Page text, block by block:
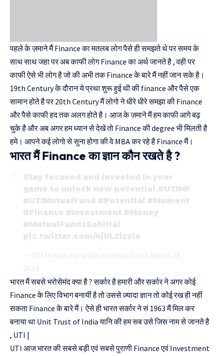
पहले के ज़माने मैं Finance का मतलब लोग पैसे ही समझते थे पर समय के
साथ साथ जहा पर अब काफी लोग Finance का अर्थ जानते है , वही पर
काफी ऐसे भी लोग है जो की अभी तक Finance के बारे मैं नहीं जान सके है।
19th Century के दौरान ये प्रथा शुरू हुई थी की finance और पैसे एक
सामान होते है पर 20th Century मैं लोगो ने धीरे धीरे समझा की Finance
और पैसे काफी हद तक अलग होते है। आज के ज़माने मैं हम काफी आगे बढ़
चुके है और अब अगर हम ध्यान से देखे तो Finance की degree भी मिलती है
हमे। आपने कई लोगो से सुना होगा की वे MBA कर रहे है Finance मैं।
भारत मैं Finance का ज्ञान कौन रखते है ?
Stay focused and invested in your
game to unlock new potential.#UTIMF
#UTIMutualFund #Potential #Moment
#Finance #Investment #Money
#MutualFundsSahiHai
pic.twitter.com/4jUL2icvle
— UTI Mutual Fund (@utimutualfund) March 28,
2024
भारत मैं सबसे भरोसेमंद क्या है ? सर्कार है हमारी और सर्कार ने अगर कोई
Finance के लिए विभाग बनायीं है तो उससे ज़्यादा ज्ञान तो कोई रख ही नहीं
सकता Finance के बारे मैं। ऐसे ही भारत सर्कार ने सं 1963 मैं मिल कर
बनाया था Unit Trust of Indiaयानि की हम सब उसे जिस नाम से जानते है
, UTI |
UTI आज भारत की सबसे बड़ी एवं सबसे पुराणी Finance एवं Investment